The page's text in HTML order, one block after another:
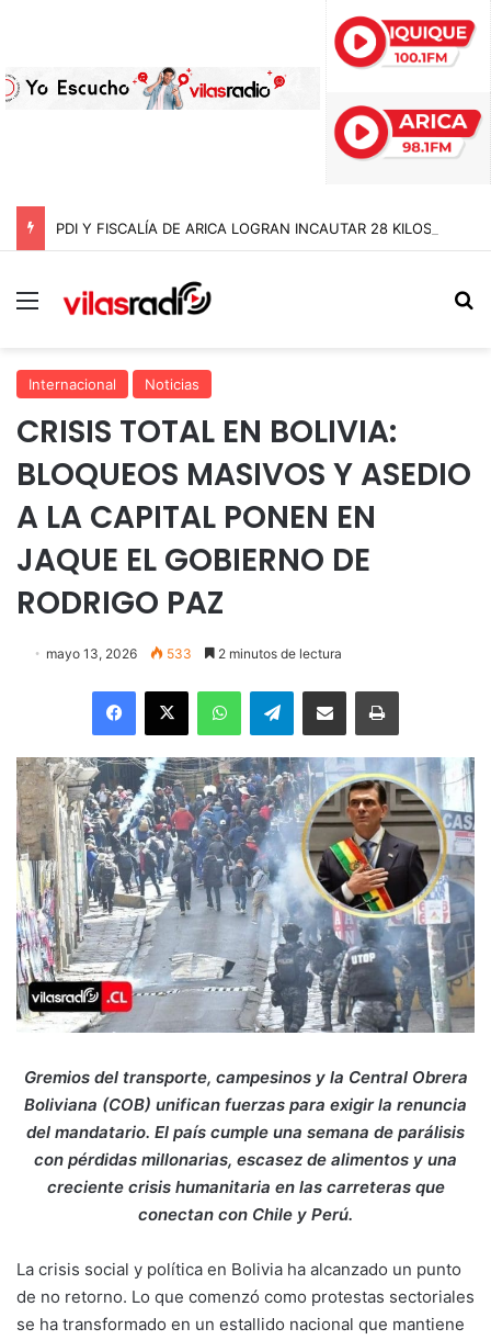
Menú
Internacional Noticias
CRISIS TOTAL EN BOLIVIA:
BLOQUEOS MASIVOS Y ASEDIO
A LA CAPITAL PONEN EN
JAQUE EL GOBIERNO DE
RODRIGO PAZ
mayo 13, 2026 533 2 minutos de lectura
Facebook
X WhatsAppTelegramEnviar vía email Imprimir
Gremios del transporte, campesinos y la Central Obrera
Boliviana (COB) unifican fuerzas para exigir la renuncia
del mandatario. El país cumple una semana de parálisis
con pérdidas millonarias, escasez de alimentos y una
creciente crisis humanitaria en las carreteras que
conectan con Chile y Perú.
La crisis social y política en Bolivia ha alcanzado un punto
de no retorno. Lo que comenzó como protestas sectoriales
se ha transformado en un estallido nacional que mantiene